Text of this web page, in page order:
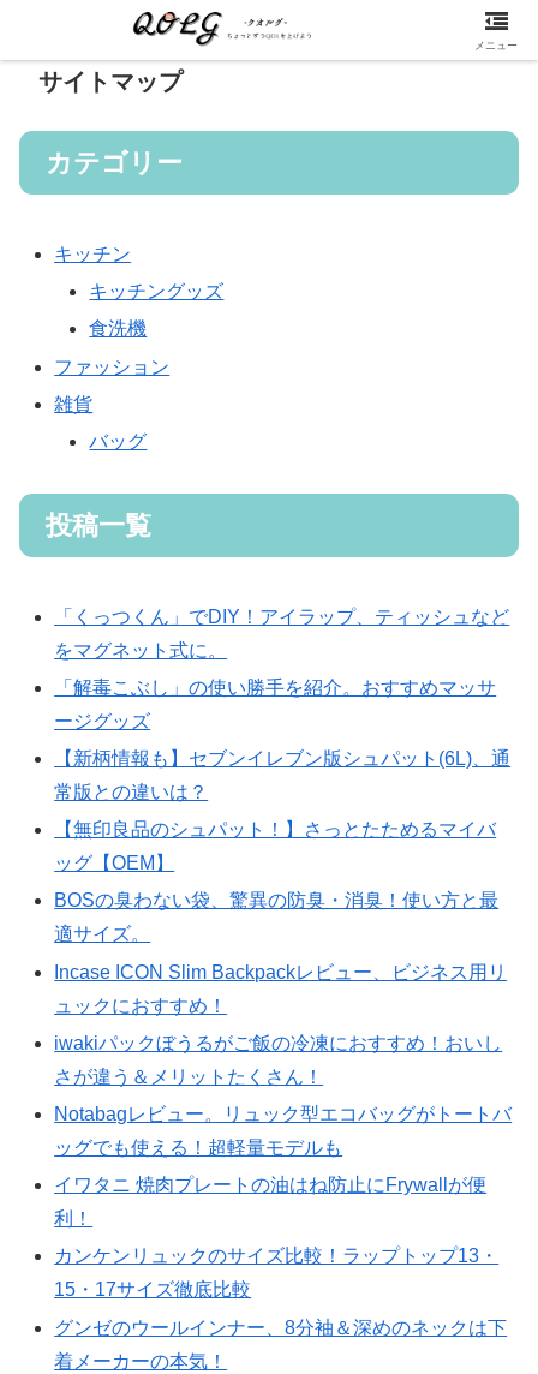
サイトマップ
カテゴリー
キッチン
キッチングッズ
食洗機
ファッション
雑貨
バッグ
投稿一覧
「くっつくん」でDIY！アイラップ、ティッシュなど
をマグネット式に。
「解毒こぶし」の使い勝手を紹介。おすすめマッサ
ージグッズ
【新柄情報も】セブンイレブン版シュパット(6L)、通
常版との違いは？
【無印良品のシュパット！】さっとたためるマイバ
ッグ【OEM】
BOSの臭わない袋、驚異の防臭・消臭！使い方と最
適サイズ。
Incase ICON Slim Backpackレビュー、ビジネス用リ
ュックにおすすめ！
iwakiパックぼうるがご飯の冷凍におすすめ！おいし
さが違う＆メリットたくさん！
Notabagレビュー。リュック型エコバッグがトートバ
ッグでも使える！超軽量モデルも
イワタニ 焼肉プレートの油はね防止にFrywallが便
利！
カンケンリュックのサイズ比較！ラップトップ13・
15・17サイズ徹底比較
グンゼのウールインナー、8分袖＆深めのネックは下
着メーカーの本気！
メニュー